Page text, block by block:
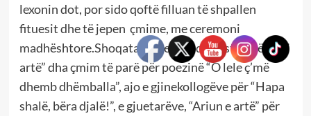
lexonin dot, por sido qoftë filluan të shpallen
fituesit dhe të jepen çmime, me ceremoni
madhështore.Shoqata e poetëve dentist,”Dhëmbi i
artë” dha çmim të parë për poezinë “O lele ç’më
dhemb dhëmballa”, ajo e gjinekollogëve për “Hapa
shalë, bëra djalë!”, e gjuetarëve, “Ariun e artë” për